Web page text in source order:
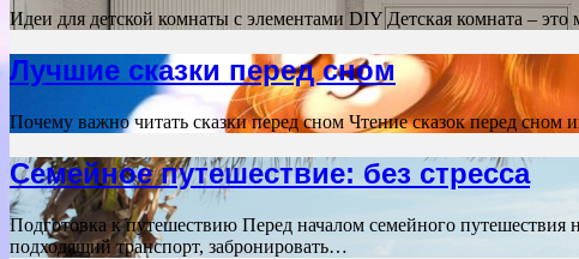
Идеи для детской комнаты с элементами DIY Детская комната –
Лучшие сказки перед сном
Почему важно читать сказки перед сном Чтение сказок перед
Семейное путешествие: без стресса
Подготовка к путешествию Перед началом семейного путешествия
подходящий транспорт, забронировать…